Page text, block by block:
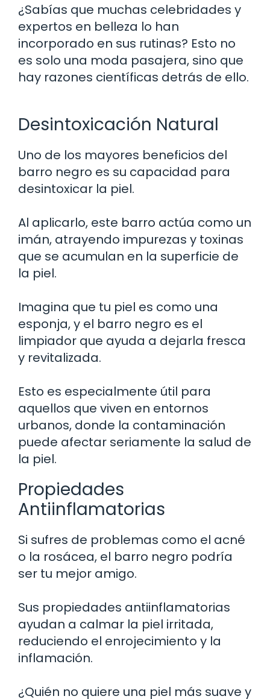
¿Sabías que muchas celebridades y
expertos en belleza lo han
incorporado en sus rutinas? Esto no
es solo una moda pasajera, sino que
hay razones científicas detrás de ello.
Desintoxicación Natural
Uno de los mayores beneficios del
barro negro es su capacidad para
desintoxicar la piel.
Al aplicarlo, este barro actúa como un
imán, atrayendo impurezas y toxinas
que se acumulan en la superficie de
la piel.
Imagina que tu piel es como una
esponja, y el barro negro es el
limpiador que ayuda a dejarla fresca
y revitalizada.
Esto es especialmente útil para
aquellos que viven en entornos
urbanos, donde la contaminación
puede afectar seriamente la salud de
la piel.
Propiedades
Antiinflamatorias
Si sufres de problemas como el acné
o la rosácea, el barro negro podría
ser tu mejor amigo.
Sus propiedades antiinflamatorias
ayudan a calmar la piel irritada,
reduciendo el enrojecimiento y la
inflamación.
¿Quién no quiere una piel más suave y